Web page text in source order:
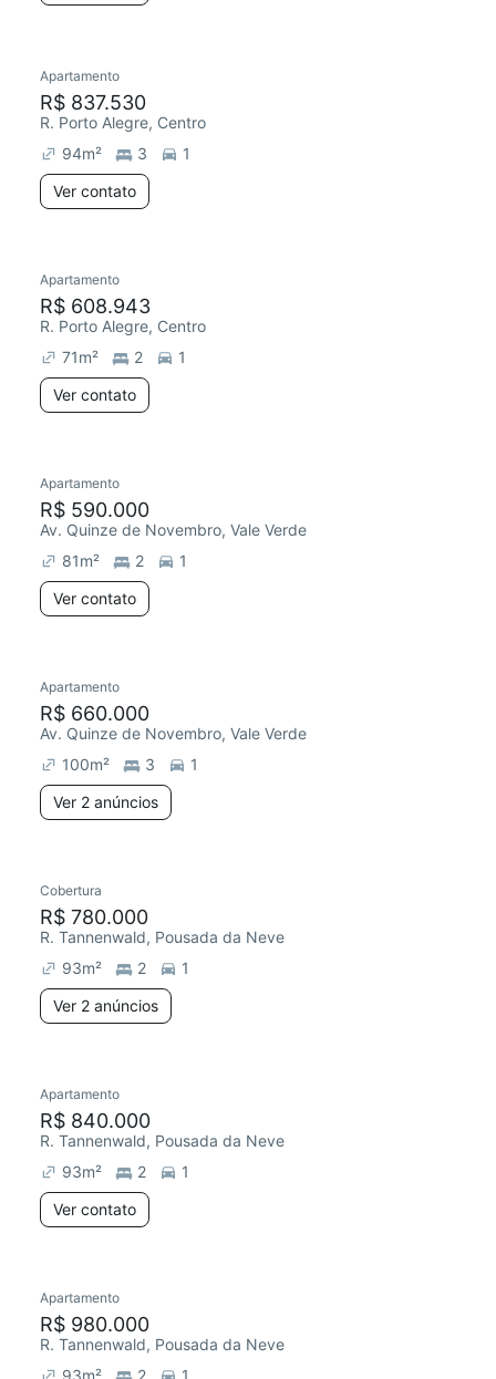
Redecorar
Apartamento
R$ 837.530
R. Porto Alegre, Centro
94m² 3
1
Ver contato
Redecorar
Apartamento
R$ 608.943
R. Porto Alegre, Centro
71m² 2
1
Ver contato
Apartamento
R$ 590.000
Av. Quinze de Novembro, Vale Verde
81m² 2
1
Ver contato
Apartamento
R$ 660.000
Av. Quinze de Novembro, Vale Verde
100m² 3
1
Ver 2 anúncios
Cobertura
R$ 780.000
R. Tannenwald, Pousada da Neve
93m² 2
1
Ver 2 anúncios
Apartamento
R$ 840.000
R. Tannenwald, Pousada da Neve
93m² 2
1
Ver contato
Apartamento
R$ 980.000
R. Tannenwald, Pousada da Neve
93m² 2
1